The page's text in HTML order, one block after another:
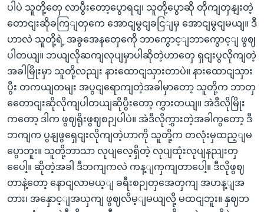
ပါပဲ သူတို့တှေ လာပွီးတော့ပွောရငျ၊ သူတို့ပွောဆို တိုကျတှနျးတဲ့
တောငျးဆိုခကြျတှကေ အောငျမွငျခငြျမှ အောငျမွငျမယျ။ ဒီ
ဟာလဲ သူတို့ရဲ့ အခွအေနတှေကေို ဘာကွောင့ျဘာကွောင့ျ ဖွဈ
ပါတယျ။ ဘယျလိုဆကျလုပျမှာပါဆိုတဲ့ဟာတှေ ရှငျးပွလိုကျတဲ့
အခါမြိုးမှာ သူတို့လညျး နားထောငျသှားတာပဲ။ နားထောငျသှား
ပွီး တကယျတမျး အပွငျရောကျတဲ့အခါမှာတော့ သူတို့က ဘာတှ
တေောငျးဆိုလိုကျပါတယျဆိုပွီးတော့ ကွှားတယျ။ အဲဒီလိုမြိုး
ကတော့ ဒါက ဖွဈရိုးဖွဈစဉျပါပဲ။ အဲဒီလိုကွှားတဲ့အခါကွတော့ ဒီ
ဘကျက ပွနျဖွရှေငျးလိုကျတဲ့ဟာကို သူတို့က တလုံးမှထည့ျမ
ပွောဘူး။ သူတို့ဘာသာ လုပျလေ့ရှိတဲ့ လုပျထုံးလုပျနညျးတှ
ပေေါ့။ ဆိုတဲ့အခါ ဒီဘကျကလဲ ကန့ျကှကျတာပေါ့။ ဒီလိုဖွဈ
တာနဲ့တော့ နောငျလာမယ့ျ ခရီးစဉျတှအေတှကျ အဟန့ျအ
တား၊ အနှောင့ျအယှကျ ဖွဈလိမ့ျမယျလို့ မထငျဘူး။ နှဈဘ